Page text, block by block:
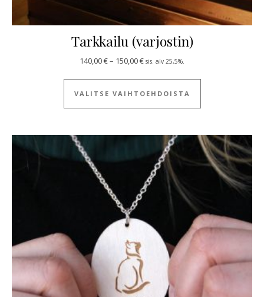
Tarkkailu (varjostin)
140,00€– 150,00€Hintaluokka: 140,00 € - 150,00 €
sis. alv 25,5%.
VALITSE VAIHTOEHDOISTA
Tällä tuotteella